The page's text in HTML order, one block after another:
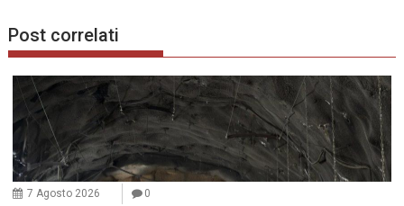
Post correlati
7 Agosto 2026 0